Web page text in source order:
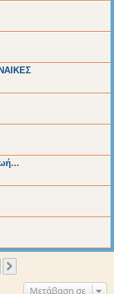
Μετάβαση σε